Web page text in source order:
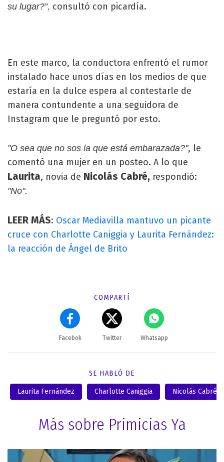
su lugar?”, consultó con picardía.
En este marco, la conductora enfrentó el rumor
instalado hace unos días en los medios de que
estaría en la dulce espera al contestarle de
manera contundente a una seguidora de
Instagram que le preguntó por esto.
"O sea que no sos la que está embarazada?", le
comentó una mujer en un posteo. A lo que
Laurita, novia de Nicolás Cabré, respondió:
"No".
LEER MÁS: Oscar Mediavilla mantuvo un picante
cruce con Charlotte Caniggia y Laurita Fernández:
la reacción de Ángel de Brito
COMPARTÍ
Facebok Twitter Whatsapp
SE HABLÓ DE
Laurita Fernández Charlotte Caniggia Nicolás Cabré
Más sobre Primicias Ya